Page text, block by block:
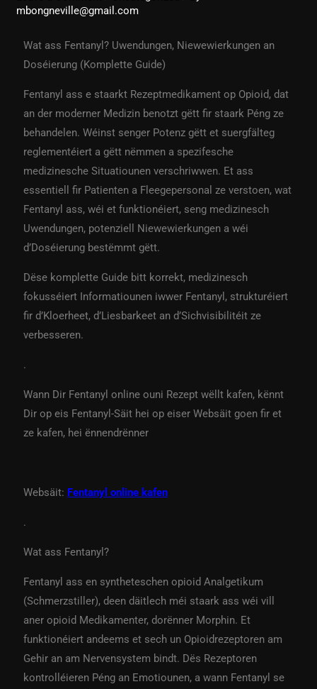
mbongneville@gmail.com
Wat ass Fentanyl? Uwendungen, Niewewierkungen an
Doséierung (Komplette Guide)
Fentanyl ass e staarkt Rezeptmedikament op Opioid, dat
an der moderner Medizin benotzt gëtt fir staark Péng ze
behandelen. Wéinst senger Potenz gëtt et suergfälteg
reglementéiert a gëtt nëmmen a spezifesche
medizinesche Situatiounen verschriwwen. Et ass
essentiell fir Patienten a Fleegepersonal ze verstoen, wat
Fentanyl ass, wéi et funktionéiert, seng medizinesch
Uwendungen, potenziell Niewewierkungen a wéi
d’Doséierung bestëmmt gëtt.
Dëse komplette Guide bitt korrekt, medizinesch
fokusséiert Informatiounen iwwer Fentanyl, strukturéiert
fir d’Kloerheet, d’Liesbarkeet an d’Sichvisibilitéit ze
verbesseren.
.
Wann Dir Fentanyl online ouni Rezept wëllt kafen, kënnt
Dir op eis Fentanyl-Säit hei op eiser Websäit goen fir et
ze kafen, hei ënnendrënner
Websäit: Fentanyl online kafen
.
Wat ass Fentanyl?
Fentanyl ass en syntheteschen opioid Analgetikum
(Schmerzstiller), deen däitlech méi staark ass wéi vill
aner opioid Medikamenter, dorënner Morphin. Et
funktionéiert andeems et sech un Opioidrezeptoren am
Gehir an am Nervensystem bindt. Dës Rezeptoren
kontrolléieren Péng an Emotiounen, a wann Fentanyl se